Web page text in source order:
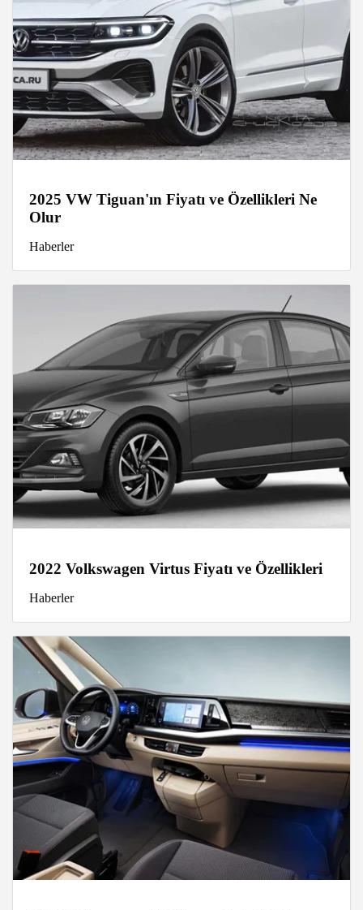
2025 VW Tiguan'ın Fiyatı ve Özellikleri Ne
Olur
Haberler
2022 Volkswagen Virtus Fiyatı ve Özellikleri
Haberler